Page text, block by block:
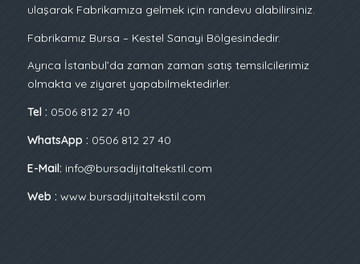
ulaşarak Fabrikamıza gelmek için randevu alabilirsiniz.
Fabrikamız Bursa – Kestel Sanayi Bölgesindedir.
Ayrıca İstanbul’da zaman zaman satış temsilcilerimiz
olmakta ve ziyaret yapabilmektedirler.
Tel : 0506 812 27 40
WhatsApp : 0506 812 27 40
E-Mail: info@bursadijitaltekstil.com
Web : www.bursadijitaltekstil.com